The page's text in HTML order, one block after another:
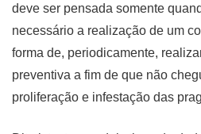
deve ser pensada somente
necessário a realização de um
forma de, periodicamente,
preventiva a fim de que não
proliferação e infestação das